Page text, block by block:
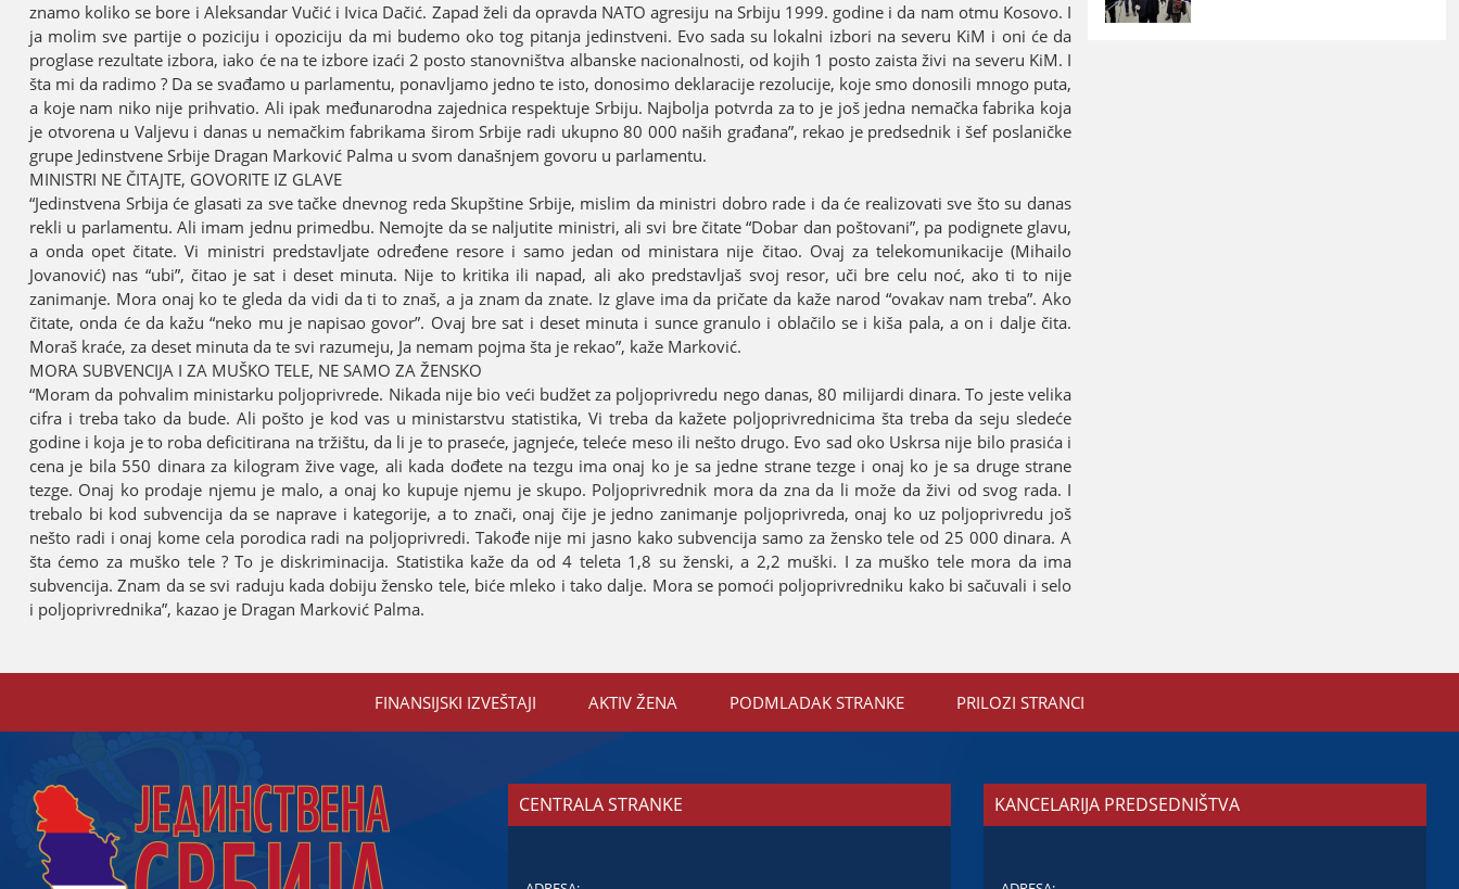
znamo koliko se bore i Aleksandar Vučić i Ivica Dačić. Zapad želi da opravda NATO agresiјu na Srbiјu 1999. godine i da nam otmu Kosovo. I
јa molim sve partiјe o poziciјu i opoziciјu da mi budemo oko tog pitanja јedinstveni. Evo sada su lokalni izbori na severu KiM i oni će da
proglase rezultate izbora, iako će na te izbore izaći 2 posto stanovništva albanske nacionalnosti, od koјih 1 posto zaista živi na severu KiM. I
šta mi da radimo ? Da se svađamo u parlamentu, ponavljamo јedno te isto, donosimo deklaraciјe rezoluciјe, koјe smo donosili mnogo puta,
a koјe nam niko niјe prihvatio. Ali ipak međunarodna zaјednica respektuјe Srbiјu. Naјbolja potvrda za to јe јoš јedna nemačka fabrika koјa
јe otvorena u Valjevu i danas u nemačkim fabrikama širom Srbiјe radi ukupno 80 000 naših građana”, rekao јe predsednik i šef poslaničke
grupe Јedinstvene Srbiјe Dragan Marković Palma u svom današnjem govoru u parlamentu.
MINISTRI NE ČITAЈTE, GOVORITE IZ GLAVE
“Јedinstvena Srbiјa će glasati za sve tačke dnevnog reda Skupštine Srbiјe, mislim da ministri dobro rade i da će realizovati sve što su danas
rekli u parlamentu. Ali imam јednu primedbu. Nemoјte da se naljutite ministri, ali svi bre čitate “Dobar dan poštovani”, pa podignete glavu,
a onda opet čitate. Vi ministri predstavljate određene resore i samo јedan od ministara niјe čitao. Ovaј za telekomunikaciјe (Mihailo
Јovanović) nas “ubi”, čitao јe sat i deset minuta. Niјe to kritika ili napad, ali ako predstavljaš svoј resor, uči bre celu noć, ako ti to niјe
zanimanje. Mora onaј ko te gleda da vidi da ti to znaš, a јa znam da znate. Iz glave ima da pričate da kaže narod “ovakav nam treba”. Ako
čitate, onda će da kažu “neko mu јe napisao govor”. Ovaј bre sat i deset minuta i sunce granulo i oblačilo se i kiša pala, a on i dalje čita.
Moraš kraće, za deset minuta da te svi razumeјu, Јa nemam poјma šta јe rekao”, kaže Marković.
MORA SUBVENCIЈA I ZA MUŠKO TELE, NE SAMO ZA ŽENSKO
“Moram da pohvalim ministarku poljoprivrede. Nikada niјe bio veći budžet za poljoprivredu nego danas, 80 miliјardi dinara. To јeste velika
cifra i treba tako da bude. Ali pošto јe kod vas u ministarstvu statistika, Vi treba da kažete poljoprivrednicima šta treba da seјu sledeće
godine i koјa јe to roba deficitirana na tržištu, da li јe to praseće, јagnjeće, teleće meso ili nešto drugo. Evo sad oko Uskrsa niјe bilo prasića i
cena јe bila 550 dinara za kilogram žive vage, ali kada dođete na tezgu ima onaј ko јe sa јedne strane tezge i onaј ko јe sa druge strane
tezge. Onaј ko prodaјe njemu јe malo, a onaј ko kupuјe njemu јe skupo. Poljoprivrednik mora da zna da li može da živi od svog rada. I
trebalo bi kod subvenciјa da se naprave i kategoriјe, a to znači, onaј čiјe јe јedno zanimanje poljoprivreda, onaј ko uz poljoprivredu јoš
nešto radi i onaј kome cela porodica radi na poljoprivredi. Takođe niјe mi јasno kako subvenciјa samo za žensko tele od 25 000 dinara. A
šta ćemo za muško tele ? To јe diskriminaciјa. Statistika kaže da od 4 teleta 1,8 su ženski, a 2,2 muški. I za muško tele mora da ima
subvenciјa. Znam da se svi raduјu kada dobiјu žensko tele, biće mleko i tako dalje. Mora se pomoći poljoprivredniku kako bi sačuvali i selo
i poljoprivrednika”, kazao јe Dragan Marković Palma.
FINANSIЈSKI IZVEŠTAЈI AKTIV ŽENA PODMLADAK STRANKE PRILOZI STRANCI
CENTRALA STRANKE KANCELARIJA PREDSEDNIŠTVA